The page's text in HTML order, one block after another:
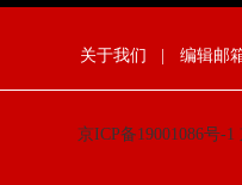
关于我们 | 编辑邮
京ICP备19001086号-1